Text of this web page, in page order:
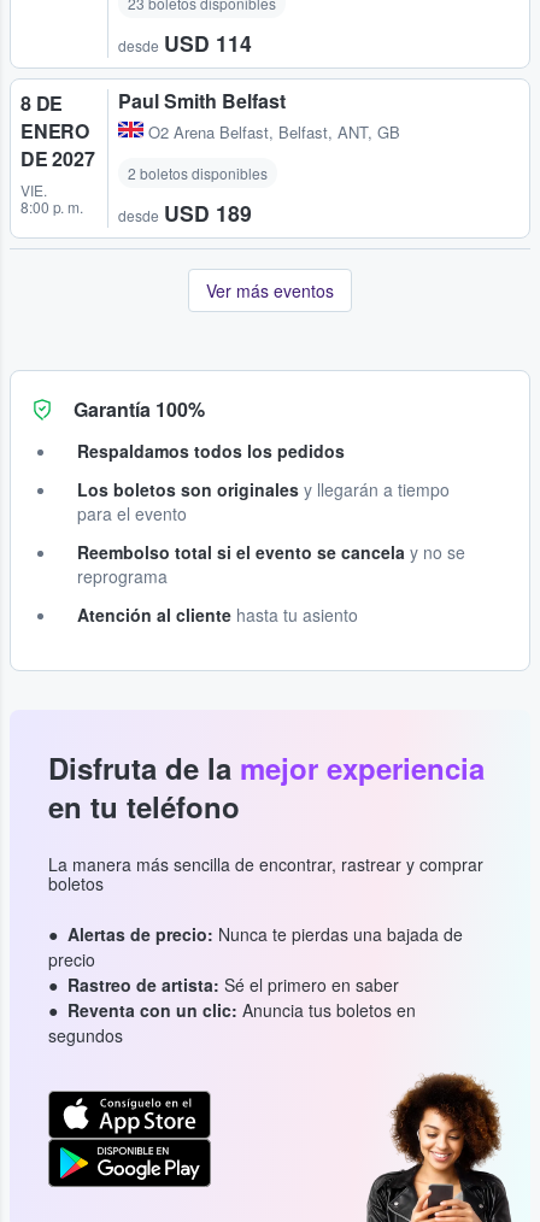
desde USD 114
8 DE
ENERO
DE 2027
VIE.
8:00 p. m.
Paul Smith Belfast
O2 Arena Belfast, Belfast, ANT, GB
2 boletos disponibles
desde USD 189
Ver más eventos
Garantía 100%
Respaldamos todos los pedidos
Los boletos son originales y llegarán a tiempo
para el evento
Reembolso total si el evento se cancela y no se
reprograma
Atención al cliente hasta tu asiento
Disfruta de la mejor experiencia
en tu teléfono
La manera más sencilla de encontrar, rastrear y comprar
boletos
Alertas de precio: Nunca te pierdas una bajada de
precio
Rastreo de artista: Sé el primero en saber
Reventa con un clic: Anuncia tus boletos en
segundos